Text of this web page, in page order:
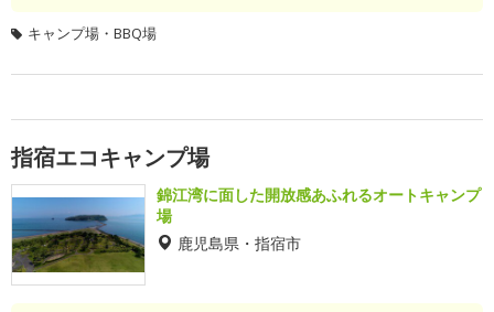
キャンプ場・BBQ場
指宿エコキャンプ場
錦江湾に面した開放感あふれるオートキャンプ
場
鹿児島県・指宿市